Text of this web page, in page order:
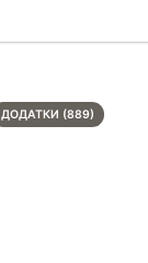
ДОДАТКИ (889)